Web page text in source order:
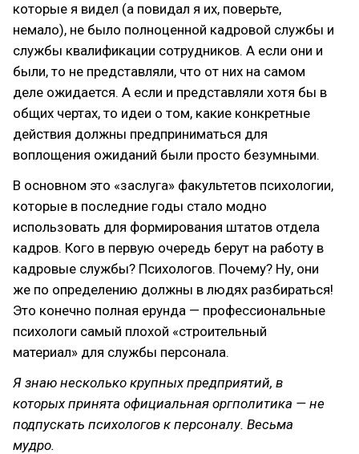
которые я видел (а повидал я их, поверьте,
немало), не было полноценной кадровой службы и
службы квалификации сотрудников. А если они и
были, то не представляли, что от них на самом
деле ожидается. А если и представляли хотя бы в
общих чертах, то идеи о том, какие конкретные
действия должны предприниматься для
воплощения ожиданий были просто безумными.
В основном это «заслуга» факультетов психологии,
которые в последние годы стало модно
использовать для формирования штатов отдела
кадров. Кого в первую очередь берут на работу в
кадровые службы? Психологов. Почему? Ну, они
же по определению должны в людях разбираться!
Это конечно полная ерунда — профессиональные
психологи самый плохой «строительный
материал» для службы персонала.
Я знаю несколько крупных предприятий, в
которых принята официальная оргполитика — не
подпускать психологов к персоналу. Весьма
мудро.